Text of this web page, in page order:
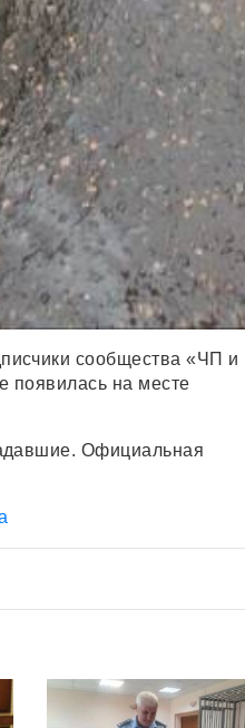
сообщества «ЧП и
появилась на месте
Официальная